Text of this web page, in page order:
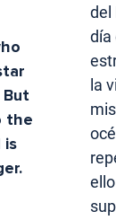
the
is
del
día
la